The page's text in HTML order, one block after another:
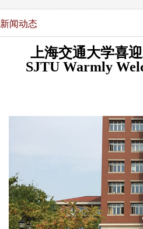
新闻动态
上海交通大学喜
SJTU Warmly